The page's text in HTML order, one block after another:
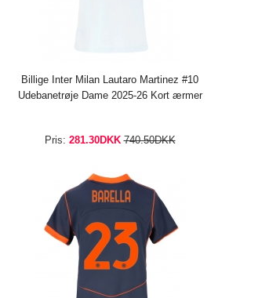
Billige Inter Milan Lautaro Martinez #10
Udebanetrøje Dame 2025-26 Kort ærmer
Pris: 281.30DKK 740.50DKK